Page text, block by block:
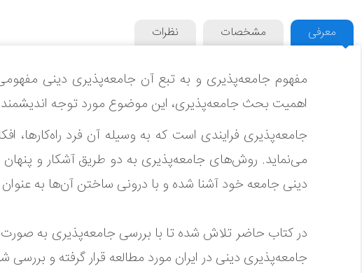
معرفی مشخصات نظرات
مفهوم جامعه‌پذیری و به تبع آن جامعه‌پذیری دینی
اهمیت بحث جامعه‌پذیری، این موضوع مورد توجه
جامعه‌پذیری فرایندی است که به وسیله آن فرد
می‌نماید. روش‌های جامعه‌پذیری به دو طریق آشکار و پنهان
دینی جامعه خود آشنا شده و با درونی ساختن آن‌ها به
در کتاب حاضر تلاش شده تا با بررسی جامعه‌پذیری به صورت
جامعه‌پذیری دینی در ایران مورد مطالعه قرار گرفته و بررسی